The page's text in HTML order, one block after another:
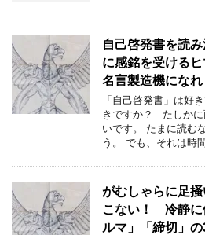
自己啓発書を読
に感銘を受ける
名言製造機になれ
「自己啓発書」は好
きですか？ たしかに
いです。 たまに読む
う。 でも、それは時
がむしゃらに足
こない！ 冷静に
ルマ」「締切」